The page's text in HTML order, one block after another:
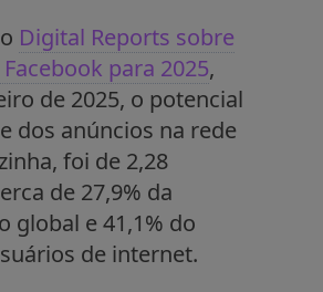
Digital Reports sobre
para 2025,
de 2025, o potencial
dos anúncios na rede
foi de 2,28
de 27,9% da
global e 41,1% do
de internet.